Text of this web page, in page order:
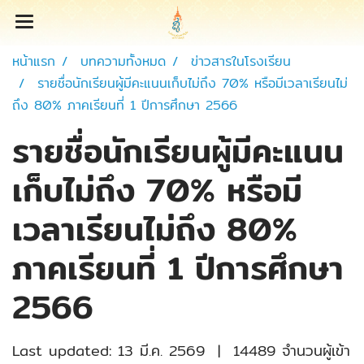
หน้าแรก บทความทั้งหมด
ข่าวสารในโรงเรียน
รายชื่อนักเรียนผู้มีคะแนนเก็บไม่ถึง 70% หรือมีเวลาเรียนไม่
ถึง 80% ภาคเรียนที่ 1 ปีการศึกษา 2566
รายชื่อนักเรียนผู้มีคะแนน
เก็บไม่ถึง 70% หรือมี
เวลาเรียนไม่ถึง 80%
ภาคเรียนที่ 1 ปีการศึกษา
2566
Last updated: 13 มี.ค. 2569 | 14489 จำนวนผู้เข้า